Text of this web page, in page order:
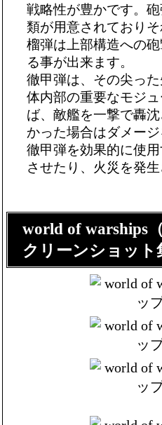
戦略性が豊かです。
類が用意されておりそ
榴弾は上部構造への
る事が出来ます。
徹甲弾は、その尖っ
体内部の重要なモジ
ば、敵艦を一撃で轟
かった場合はダメー
徹甲弾を効果的に使
させたり、火災を発
world of warships
クリーンショット